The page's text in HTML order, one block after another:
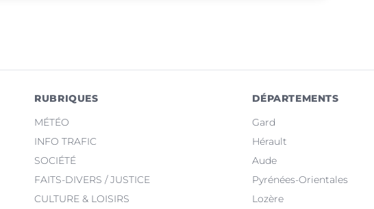
RUBRIQUES
MÉTÉO
INFO TRAFIC
SOCIÉTÉ
FAITS-DIVERS / JUSTICE
CULTURE & LOISIRS
DÉPARTEMENTS
Gard
Hérault
Aude
Pyrénées-Orientales
Lozère